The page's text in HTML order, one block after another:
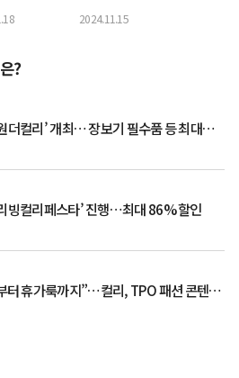
12월 개최
만건돌파
2024.11.15
?
더컬리’ 개최… 장보기 필수품 등 최대
빙컬리페스타’ 진행…최대 86% 할인
터 휴가룩까지”…컬리, TPO 패션 콘텐츠
흥행